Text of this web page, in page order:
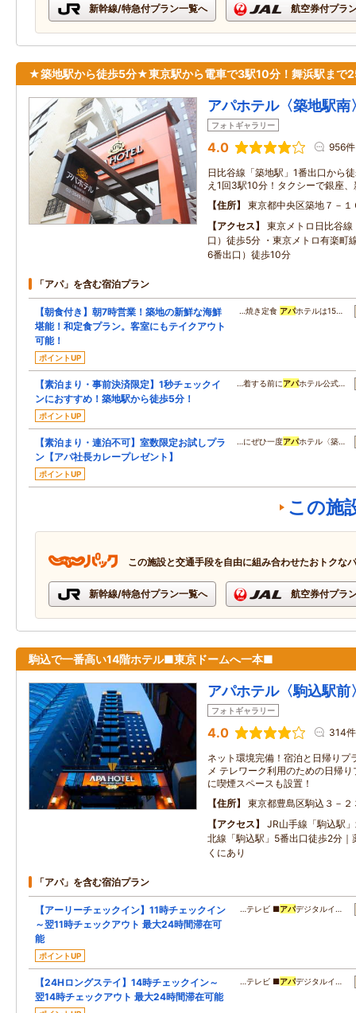
新幹線/特急付プラン一覧へ 航空券付プラ
★築地駅から徒歩5分★東京駅から電車で3駅10分！舞浜駅まで
アパホテル〈築地駅南
フォトギャラリー
4.0 956件
日比谷線「築地駅」1番出口から
え1回3駅10分！タクシーで銀座
住所
東京都中央区築地７－１
アクセス
東京メトロ日比谷
口）徒歩5分 ・東京メトロ有楽
6番出口）徒歩10分
「アパ」を含む宿泊プラン
【朝食付き】朝7時営業！築地の新鮮な海鮮
堪能！和定食プラン。客室にもテイクアウト
可能！
ポイントUP
…焼き定食 アパホテルは15…
【素泊まり・事前決済限定】1秒チェックイ
ンにおすすめ！築地駅から徒歩5分！
ポイントUP
…着する前にアパホテル公式…
【素泊まり・連泊不可】室数限定お試しプラ
ン【アパ社長カレープレゼント】
ポイントUP
…にぜひ一度アパホテル〈築…
この施
この施設と交通手段を自由に組み合わせたおトクな
新幹線/特急付プラン一覧へ 航空券付プラ
駒込で一番高い14階ホテル■東京ドームへ一本■
アパホテル〈駒込駅前
フォトギャラリー
4.0 314件
ネット環境完備！宿泊と日帰りプ
メ テレワーク利用のための日帰
に喫煙スペースも設置！
住所
東京都豊島区駒込３－２
アクセス
JR山手線「駒込駅
北線「駒込駅」5番出口徒歩2分｜
くにあり
「アパ」を含む宿泊プラン
【アーリーチェックイン】11時チェックイン
～翌11時チェックアウト 最大24時間滞在可
能
ポイントUP
…テレビ ■アパデジタルイ…
【24Hロングステイ】14時チェックイン～
翌14時チェックアウト 最大24時間滞在可能
…テレビ ■アパデジタルイ…